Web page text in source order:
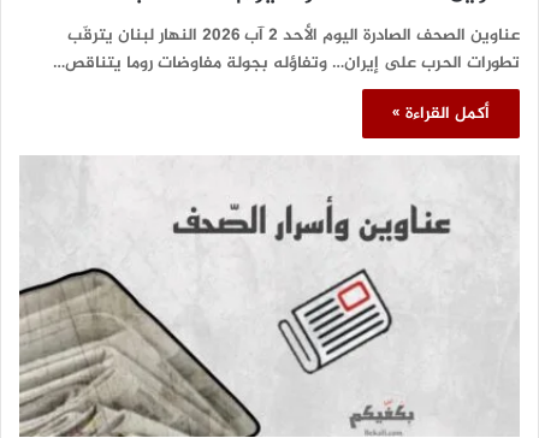
عناوين الصحف الصادرة اليوم الأحد 2 آب 2026 النهار لبنان يترقّب
تطورات الحرب على إيران… وتفاؤله بجولة مفاوضات روما يتناقص…
أكمل القراءة »